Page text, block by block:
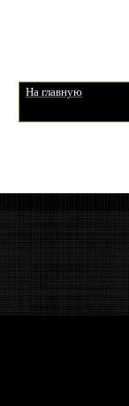
На главную